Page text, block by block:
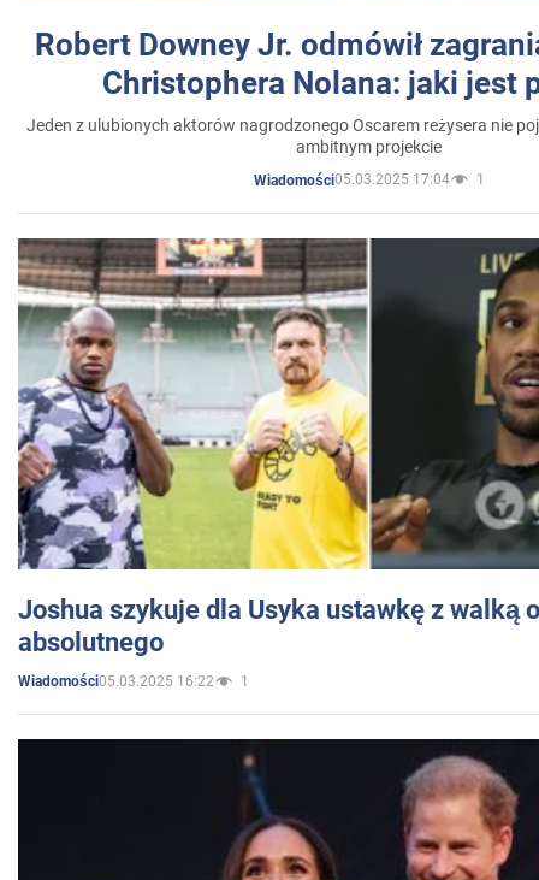
Robert Downey Jr. odmówił
Christophera Nolana: jaki jest
Jeden z ulubionych aktorów nagrodzonego Oscarem reżysera nie
ambitnym projekcie
Wiadomości05.03.2025 17:04 1
Joshua szykuje dla Usyka ustawkę z walką
absolutnego
Wiadomości05.03.2025 16:22 1